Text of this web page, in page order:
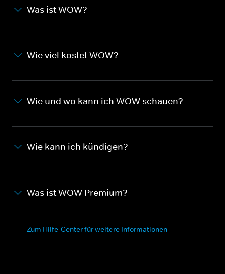
Was ist WOW?
Wie viel kostet WOW?
Wie und wo kann ich WOW schauen?
Wie kann ich kündigen?
Was ist WOW Premium?
Zum Hilfe-Center für weitere Informationen